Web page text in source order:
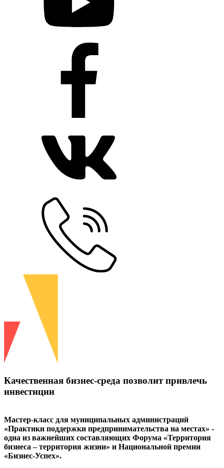
Качественная бизнес-среда позволит привлечь
инвестиции
Мастер-класс для муниципальных администраций
«Практики поддержки предпринимательства на местах» -
одна из важнейших составляющих Форума «Территория
бизнеса – территория жизни» и Национальной премии
«Бизнес-Успех».